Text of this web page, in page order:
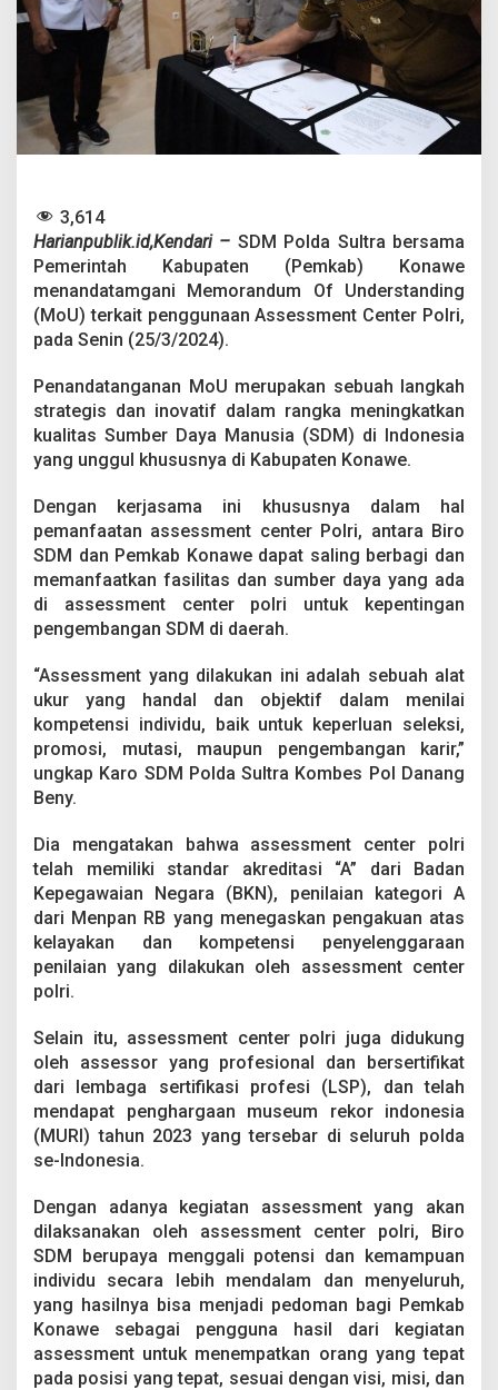
a
e
k
g
u
n
a
a
A
e
s
m
e
n
t
C
e
n
r
P
o
l
r
r
s
a
P
e
b
K
n
w
3,614
Harianpublik.id,Kendari – SDM Polda Sultra bersama
Pemerintah Kabupaten (Pemkab) Konawe
menandatamgani Memorandum Of Understanding
(MoU) terkait penggunaan Assessment Center Polri,
pada Senin (25/3/2024).
Penandatanganan MoU merupakan sebuah langkah
strategis dan inovatif dalam rangka meningkatkan
kualitas Sumber Daya Manusia (SDM) di Indonesia
yang unggul khususnya di Kabupaten Konawe.
Dengan kerjasama ini khususnya dalam hal
pemanfaatan assessment center Polri, antara Biro
SDM dan Pemkab Konawe dapat saling berbagi dan
memanfaatkan fasilitas dan sumber daya yang ada
di assessment center polri untuk kepentingan
pengembangan SDM di daerah.
“Assessment yang dilakukan ini adalah sebuah alat
ukur yang handal dan objektif dalam menilai
kompetensi individu, baik untuk keperluan seleksi,
promosi, mutasi, maupun pengembangan karir,”
ungkap Karo SDM Polda Sultra Kombes Pol Danang
Beny.
Dia mengatakan bahwa assessment center polri
telah memiliki standar akreditasi “A” dari Badan
Kepegawaian Negara (BKN), penilaian kategori A
dari Menpan RB yang menegaskan pengakuan atas
kelayakan dan kompetensi penyelenggaraan
penilaian yang dilakukan oleh assessment center
polri.
Selain itu, assessment center polri juga didukung
oleh assessor yang profesional dan bersertifikat
dari lembaga sertifikasi profesi (LSP), dan telah
mendapat penghargaan museum rekor indonesia
(MURI) tahun 2023 yang tersebar di seluruh polda
se-Indonesia.
Dengan adanya kegiatan assessment yang akan
dilaksanakan oleh assessment center polri, Biro
SDM berupaya menggali potensi dan kemampuan
individu secara lebih mendalam dan menyeluruh,
yang hasilnya bisa menjadi pedoman bagi Pemkab
Konawe sebagai pengguna hasil dari kegiatan
assessment untuk menempatkan orang yang tepat
pada posisi yang tepat, sesuai dengan visi, misi, dan